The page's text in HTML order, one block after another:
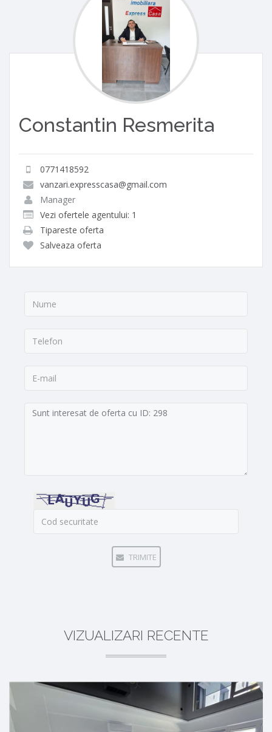
Constantin Resmerita
0771418592
vanzari.expresscasa@gmail.com
Manager
Vezi ofertele agentului: 1
Tipareste oferta
Salveaza oferta
mail:
Mesaj:
securitate:
TRIMITE
VIZUALIZARI RECENTE